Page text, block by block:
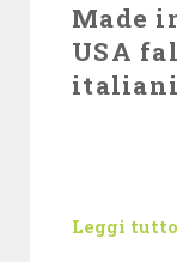
Made
USA
italiani
Leggi tutto